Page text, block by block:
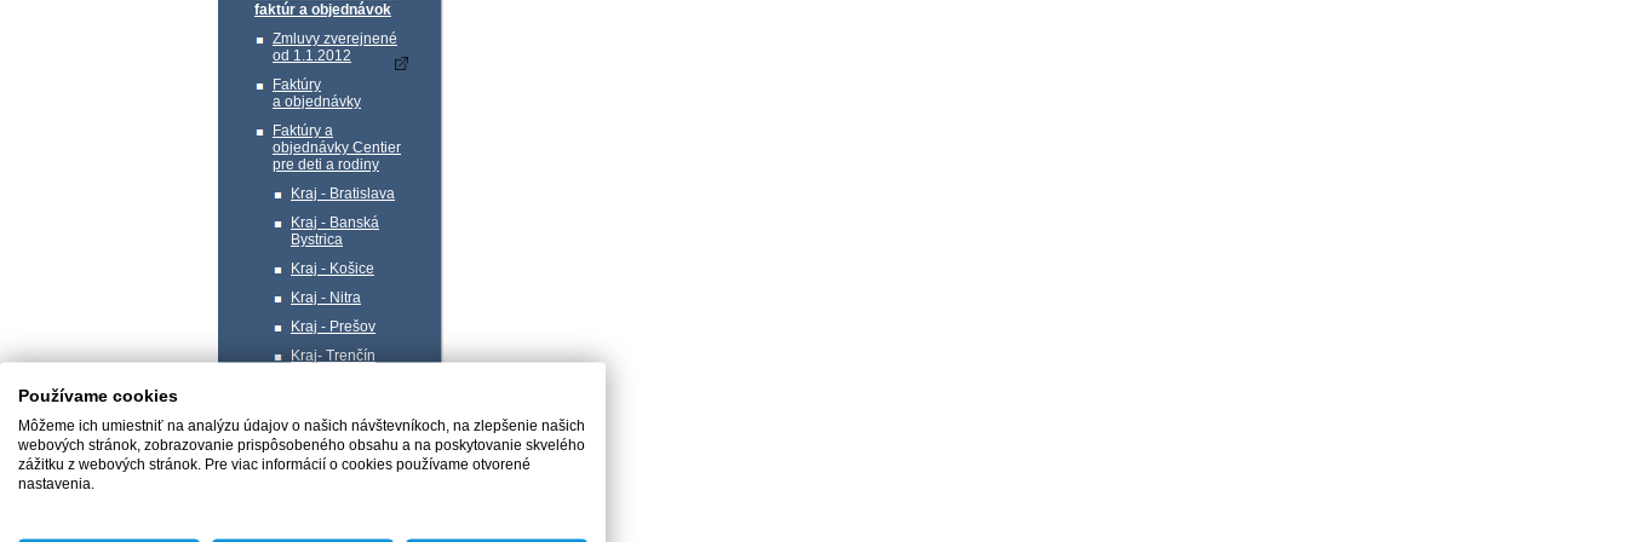
faktúr a objednávok
Zmluvy zverejnené
od 1.1.2012
Faktúry
a objednávky
Faktúry a
objednávky Centier
pre deti a rodiny
Kraj - Bratislava
Kraj - Banská
Bystrica
Kraj - Košice
Kraj - Nitra
Kraj - Prešov
Kraj- Trenčín
Profil verejného
obstarávateľa
Používame cookies
Môžeme ich umiestniť na analýzu údajov o našich návštevníkoch, na zlepšenie našich
webových stránok, zobrazovanie prispôsobeného obsahu a na poskytovanie skvelého
zážitku z webových stránok. Pre viac informácií o cookies používame otvorené
nastavenia.